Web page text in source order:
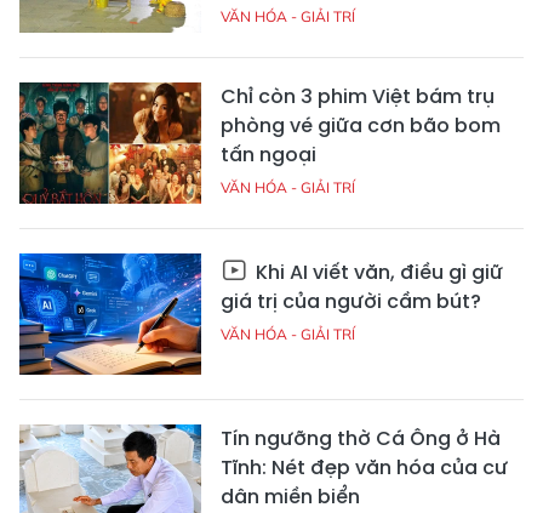
VĂN HÓA - GIẢI TRÍ
Chỉ còn 3 phim Việt bám trụ
phòng vé giữa cơn bão bom
tấn ngoại
VĂN HÓA - GIẢI TRÍ
Khi AI viết văn, điều gì giữ
giá trị của người cầm bút?
VĂN HÓA - GIẢI TRÍ
Tín ngưỡng thờ Cá Ông ở Hà
Tĩnh: Nét đẹp văn hóa của cư
dân miền biển